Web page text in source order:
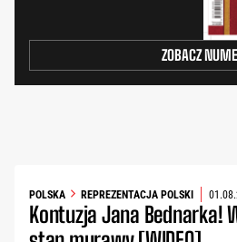
ZOBACZ
POLSKA REPREZENTACJA POLSKI
Kontuzja Jana Bednarka!